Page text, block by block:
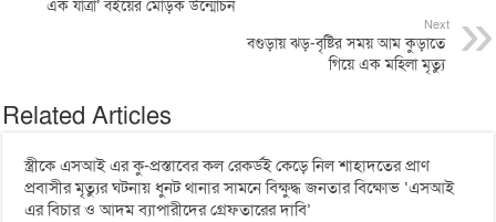
এক যাত্রা’ বইয়ের মোড়ক উন্মোচন
Next
‎বগুড়ায় ঝড়-বৃষ্টির সময় আম কুড়াতে
‎গিয়ে এক মহিলা মৃত্যু
Related Articles
স্ত্রীকে এসআই এর কু-প্রস্তাবের কল রেকর্ডই কেড়ে নিল শাহাদতের প্রাণ
প্রবাসীর মৃত্যুর ঘটনায় ধুনট থানার সামনে বিক্ষুদ্ধ জনতার বিক্ষোভ ‘এসআই
এর বিচার ও আদম ব্যাপারীদের গ্রেফতারের দাবি’